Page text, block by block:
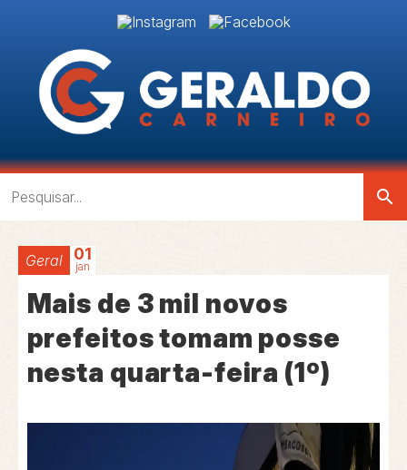
search
Geral 01
jan
Mais de 3 mil novos
prefeitos tomam posse
nesta quarta-feira (1º)